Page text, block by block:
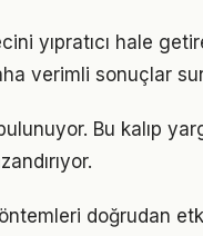
yıpratıcı hale
verimli sonuçlar
Bu kalıp
doğrudan